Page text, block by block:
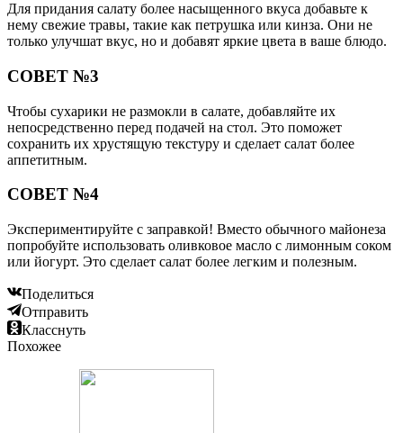
Для придания салату более насыщенного вкуса добавьте к
нему свежие травы, такие как петрушка или кинза. Они не
только улучшат вкус, но и добавят яркие цвета в ваше блюдо.
СОВЕТ №3
Чтобы сухарики не размокли в салате, добавляйте их
непосредственно перед подачей на стол. Это поможет
сохранить их хрустящую текстуру и сделает салат более
аппетитным.
СОВЕТ №4
Экспериментируйте с заправкой! Вместо обычного майонеза
попробуйте использовать оливковое масло с лимонным соком
или йогурт. Это сделает салат более легким и полезным.
Поделиться
Отправить
Класснуть
Похожее